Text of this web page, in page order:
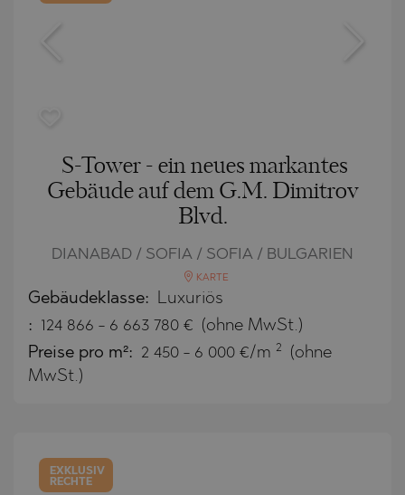
S-Tower - ein neues markantes
Gebäude auf dem G.M. Dimitrov
Blvd.
DIANABAD / SOFIA / SOFIA / BULGARIEN
KARTE
Gebäudeklasse: Luxuriös
: 124 866 - 6 663 780 € (ohne MwSt.)
Preise pro m²: 2 450 - 6 000 €/m 2
(ohne
MwSt.)
EXKLUSIV
RECHTE